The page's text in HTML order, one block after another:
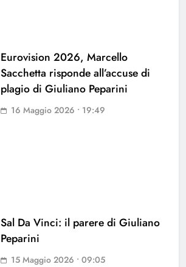
Eurovision 2026, Marcello
Sacchetta risponde all’accuse di
plagio di Giuliano Peparini
16 Maggio 2026 • 19:49
Sal Da Vinci: il parere di Giuliano
Peparini
15 Maggio 2026 • 09:05